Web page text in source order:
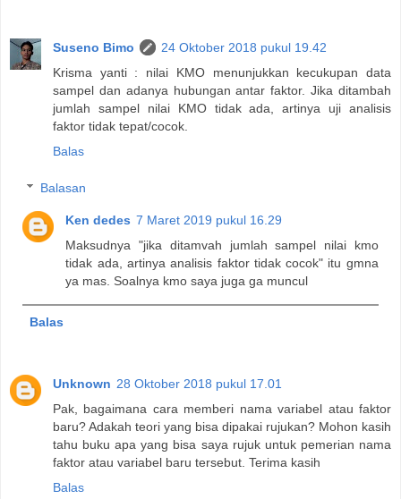
Suseno Bimo
24 Oktober 2018 pukul 19.42
Krisma yanti : nilai KMO menunjukkan kecukupan data
sampel dan adanya hubungan antar faktor. Jika ditambah
jumlah sampel nilai KMO tidak ada, artinya uji analisis
faktor tidak tepat/cocok.
Balas
Balasan
Ken dedes 7 Maret 2019 pukul 16.29
Maksudnya "jika ditamvah jumlah sampel nilai kmo
tidak ada, artinya analisis faktor tidak cocok" itu gmna
ya mas. Soalnya kmo saya juga ga muncul
Balas
Unknown 28 Oktober 2018 pukul 17.01
Pak, bagaimana cara memberi nama variabel atau faktor
baru? Adakah teori yang bisa dipakai rujukan? Mohon kasih
tahu buku apa yang bisa saya rujuk untuk pemerian nama
faktor atau variabel baru tersebut. Terima kasih
Balas